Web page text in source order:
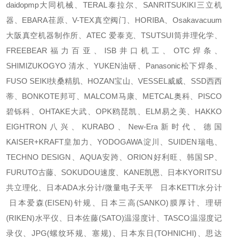
daidopmp大同机械、TERAL泰拉尔、SANRITSUKIKI三立机
器、EBARA荏原、V-TEX真空阀门、HORIBA、Osakavacuum
大阪真空机器制作所、ATEC 爱泰克、TSUTSUI筒井理化学、
FREEBEAR福力百亚、ISB井口机工、OTC焊条、
SHIMIZUKOGYO 清水、YUKEN油研、Panasonic松下焊条、
FUSO SEIKI扶桑精肌、HOZAN宝山、VESSEL威威、SSD西西
蒂、BONKOTE邦可、MALCOM马康、METCAL奥科、PISCO
碧铄科、OHTAKE大武、OPK鸥琵凯、ELM易之美、HAKKO
EIGHTRON八兴、KURABO、New-Era新时代、德国
KAISER+KRAFT皇加力、YODOGAWA淀川、SUIDEN瑞电、
TECHNO DESIGN、AQUA安跨、ORION好利旺、韩国SP、
FURUTO古藤、SOKUDOU速度、KANE凯恩、日本KYORITSU
共立理化、日本ADA水分计/微量电子天平 日本KETTI水分计
日本爱森(EISEN)针规、日本三高(SANKO)膜厚计、理研
(RIKEN)水平仪、日本佐藤(SATO)温湿度计、TASCO温湿度记
录仪、JPG(螺纹环规、塞规)、日本东日(TOHNICHI)、思达